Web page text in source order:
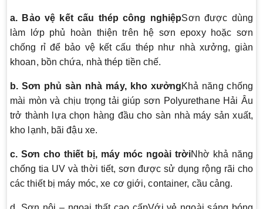
a. Bảo vệ kết cấu thép công nghiệpSơn được dùng
làm lớp phủ hoàn thiện trên hệ sơn epoxy hoặc sơn
chống rỉ để bảo vệ kết cấu thép như nhà xưởng, giàn
khoan, bồn chứa, nhà thép tiền chế.
b. Sơn phủ sàn nhà máy, kho xưởngKhả năng chống
mài mòn và chịu trọng tải giúp sơn Polyurethane Hải Âu
trở thành lựa chọn hàng đầu cho sàn nhà máy sản xuất,
kho lạnh, bãi đậu xe.
c. Sơn cho thiết bị, máy móc ngoài trờiNhờ khả năng
chống tia UV và thời tiết, sơn được sử dụng rộng rãi cho
các thiết bị máy móc, xe cơ giới, container, cầu cảng.